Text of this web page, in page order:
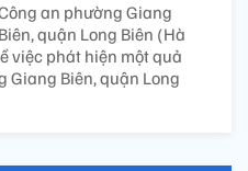
an phường Giang
Biên, quận Long Biên (Hà
việc phát hiện một quả
Giang Biên, quận Long